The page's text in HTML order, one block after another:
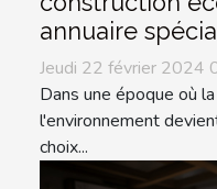
annuaire
Jeudi 22 février 2024
Dans une époque où
l'environnement
choix...